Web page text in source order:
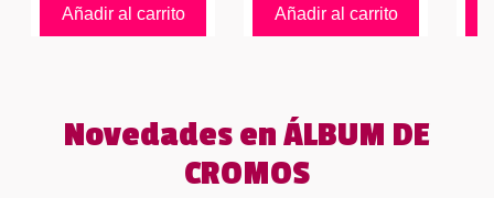
Añadir al carrito Añadir al carrito
Novedades en ÁLBUM DE
CROMOS